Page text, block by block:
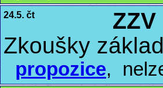
24.5. čt
ZZV
Zkoušky
propozice,